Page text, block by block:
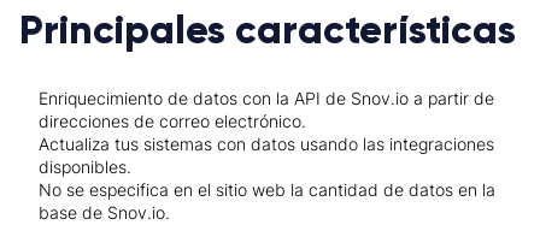
Principales características
Enriquecimiento de datos con la API de Snov.io a partir de
direcciones de correo electrónico.
Actualiza tus sistemas con datos usando las integraciones
disponibles.
No se especifica en el sitio web la cantidad de datos en la
base de Snov.io.